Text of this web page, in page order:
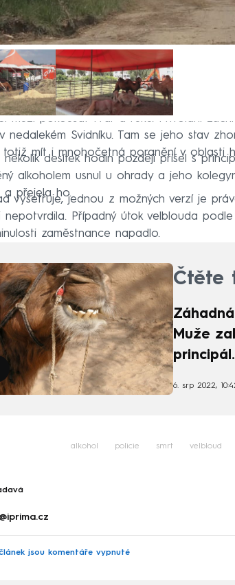
muži pokousat tvář a ruku. Přivolaní
nedalekém Svidníku. Tam se jeho stav
totiž mít i mnohočetná poranění v oblasti
desítek hodin později přišel s
alkoholem usnul u ohrady a jeho
a přejela ho.
vyšetřuje, jednou z možných verzí je
nepotvrdila. Případný útok velblouda
zaměstnance napadlo.
Čtěte
Muže
6. srp 2022,
alkohol policie smrt velbloud
jsou komentáře vypnuté